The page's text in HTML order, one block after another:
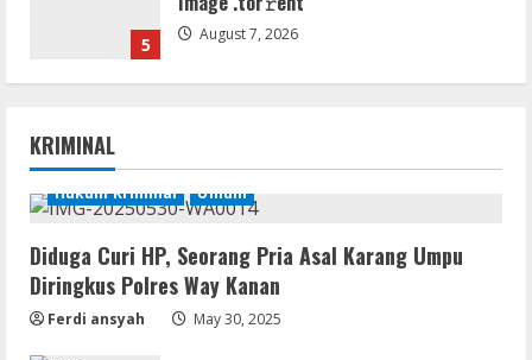
jv16 PowerTools Free[Activated]
Office 365 Mondo Pre-Activated
August 7, 2026
KRIMINAL
Hukum Kriminal Umum
Diduga Curi HP, Seorang Pria Asal Karang Umpu
Diringkus Polres Way Kanan
Ferdi ansyah May 30, 2025